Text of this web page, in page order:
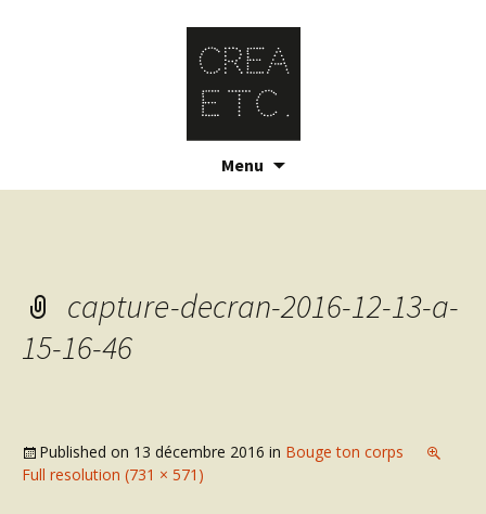
Menu
capture-decran-2016-12-13-a-
15-16-46
Published on 13 décembre 2016 in Bouge ton corps
Full resolution (731 × 571)